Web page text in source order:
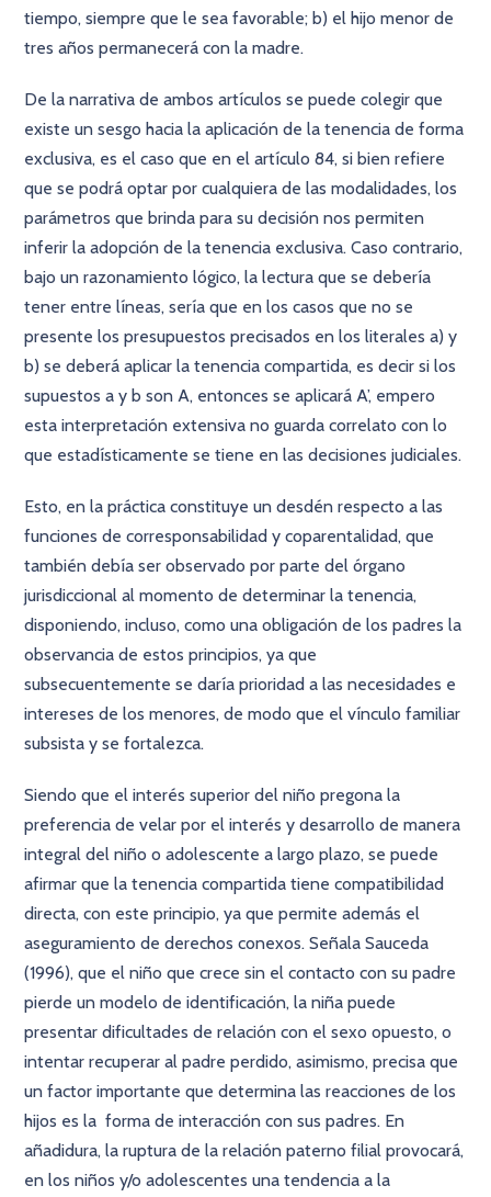
tiempo, siempre que le sea favorable; b) el hijo menor de
tres años permanecerá con la madre.
De la narrativa de ambos artículos se puede colegir que
existe un sesgo hacia la aplicación de la tenencia de forma
exclusiva, es el caso que en el artículo 84, si bien refiere
que se podrá optar por cualquiera de las modalidades, los
parámetros que brinda para su decisión nos permiten
inferir la adopción de la tenencia exclusiva. Caso contrario,
bajo un razonamiento lógico, la lectura que se debería
tener entre líneas, sería que en los casos que no se
presente los presupuestos precisados en los literales a) y
b) se deberá aplicar la tenencia compartida, es decir si los
supuestos a y b son A, entonces se aplicará A’, empero
esta interpretación extensiva no guarda correlato con lo
que estadísticamente se tiene en las decisiones judiciales.
Esto, en la práctica constituye un desdén respecto a las
funciones de corresponsabilidad y coparentalidad, que
también debía ser observado por parte del órgano
jurisdiccional al momento de determinar la tenencia,
disponiendo, incluso, como una obligación de los padres la
observancia de estos principios, ya que
subsecuentemente se daría prioridad a las necesidades e
intereses de los menores, de modo que el vínculo familiar
subsista y se fortalezca.
Siendo que el interés superior del niño pregona la
preferencia de velar por el interés y desarrollo de manera
integral del niño o adolescente a largo plazo, se puede
afirmar que la tenencia compartida tiene compatibilidad
directa, con este principio, ya que permite además el
aseguramiento de derechos conexos. Señala Sauceda
(1996), que el niño que crece sin el contacto con su padre
pierde un modelo de identificación, la niña puede
presentar dificultades de relación con el sexo opuesto, o
intentar recuperar al padre perdido, asimismo, precisa que
un factor importante que determina las reacciones de los
hijos es la forma de interacción con sus padres. En
añadidura, la ruptura de la relación paterno filial provocará,
en los niños y/o adolescentes una tendencia a la